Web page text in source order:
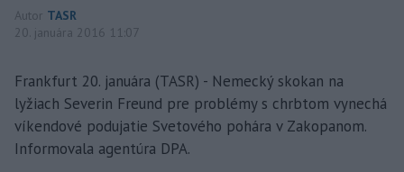
Autor TASR
20. januára 2016 11:07
Frankfurt 20. januára (TASR) - Nemecký skokan na
lyžiach Severin Freund pre problémy s chrbtom vynechá
víkendové podujatie Svetového pohára v Zakopanom.
Informovala agentúra DPA.